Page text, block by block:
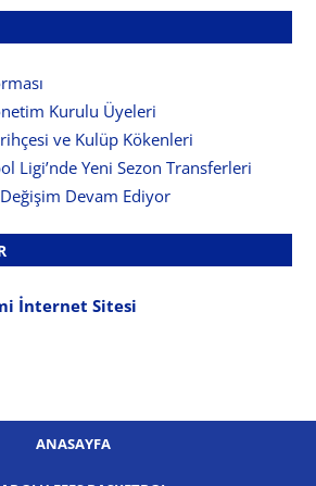
Kurulu Üyeleri
ve Kulüp Kökenleri
Ligi’nde Yeni Sezon Transferleri
Devam Ediyor
İnternet Sitesi
ANASAYFA